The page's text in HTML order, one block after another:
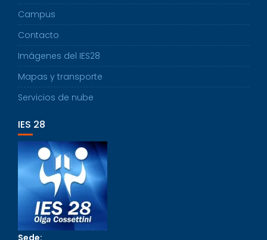
Campus
Contacto
Imágenes del IES28
Mapas y transporte
Servicios de nube
IES 28
Sede: